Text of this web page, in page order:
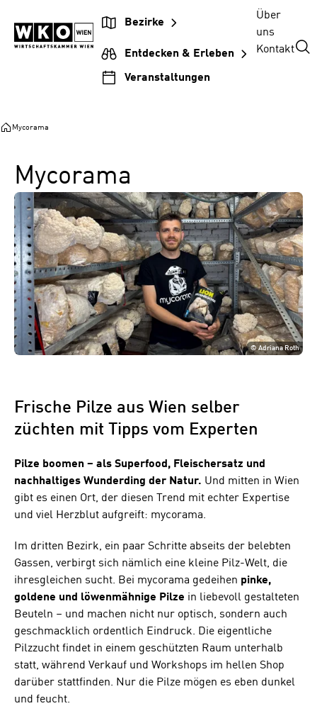
Inhalt
springen
Hauptnavigation
springen
Footer
springen
Bezirke
Entdecken & Erleben
Veranstaltungen
Über
uns
Kontakt
Mycorama
Mycorama
©Adriana Roth
Frische Pilze aus Wien selber
züchten mit Tipps vom Experten
Pilze boomen – als Superfood, Fleischersatz und
nachhaltiges Wunderding der Natur. Und mitten in Wien
gibt es einen Ort, der diesen Trend mit echter Expertise
und viel Herzblut aufgreift: mycorama.
Im dritten Bezirk, ein paar Schritte abseits der belebten
Gassen, verbirgt sich nämlich eine kleine Pilz-Welt, die
ihresgleichen sucht. Bei mycorama gedeihen pinke,
goldene und löwenmähnige Pilze in liebevoll gestalteten
Beuteln – und machen nicht nur optisch, sondern auch
geschmacklich ordentlich Eindruck. Die eigentliche
Pilzzucht findet in einem geschützten Raum unterhalb
statt, während Verkauf und Workshops im hellen Shop
darüber stattfinden. Nur die Pilze mögen es eben dunkel
und feucht.